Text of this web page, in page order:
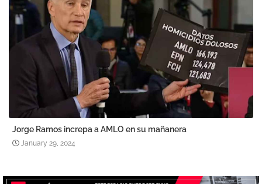
Jorge Ramos increpa a AMLO en su mañanera
January 29, 2024